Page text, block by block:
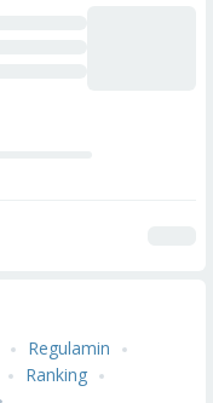
Regulamin
Ranking